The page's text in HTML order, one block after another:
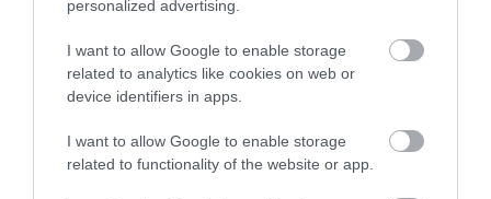
personalized advertising.
I want to allow Google to enable storage
related to analytics like cookies on web or
device identifiers in apps.
I want to allow Google to enable storage
related to functionality of the website or app.
Ne maradjon le a legfrissebb hírekről, kövessen
bennünket az EGRI ÜGYEK Google Hírek oldalán!